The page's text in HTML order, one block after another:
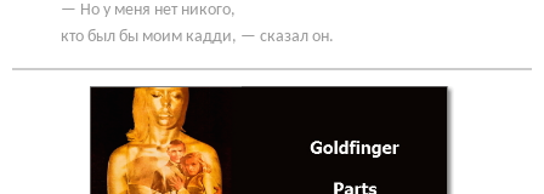
— Но у меня нет никого,
кто был бы моим кадди, — сказал он.